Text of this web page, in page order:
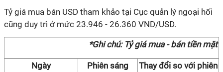
Tỷ giá mua bán USD tham khảo tại Cục quản lý ngoại hối
cũng duy trì ở mức 23.946 - 26.360 VND/USD.
*Ghi chú: Tỷ giá mua - bán tiền mặt
Ngày
Phiên sáng
Thay đổi so với phiên